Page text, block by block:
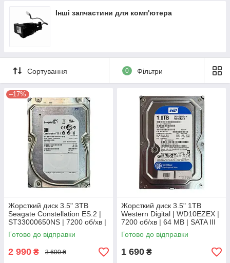
Інші запчастини для комп'ютера
Сортування 0 Фільтри
–17%
Жорсткий диск 3.5" 3TB
Seagate Constellation ES.2 |
ST33000650NS | 7200 об/хв |
64 MB | SATA III Б/В
Готово до відправки
2 990 ₴ 3 600 ₴
Жорсткий диск 3.5" 1TB
Western Digital | WD10EZEX |
7200 об/хв | 64 MB | SATA III
Б/В
Готово до відправки
1 690 ₴